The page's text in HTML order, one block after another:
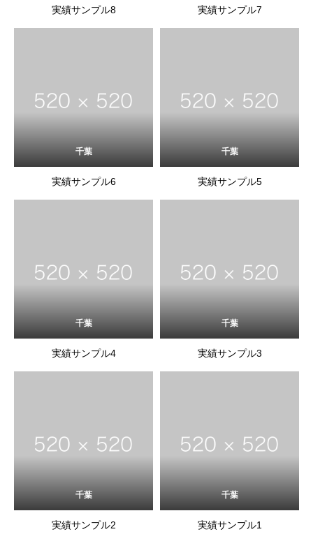
実績サンプル8 実績サンプル7
千葉
実績サンプル6
千葉
実績サンプル5
千葉
実績サンプル4
千葉
実績サンプル3
千葉
実績サンプル2
千葉
実績サンプル1